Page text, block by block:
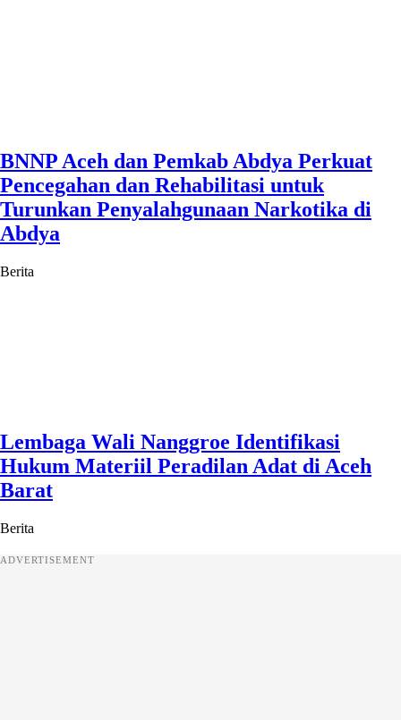
BNNP Aceh dan Pemkab Abdya Perkuat
Pencegahan dan Rehabilitasi untuk
Turunkan Penyalahgunaan Narkotika di
Abdya
Berita
Lembaga Wali Nanggroe Identifikasi
Hukum Materiil Peradilan Adat di Aceh
Barat
Berita
ADVERTISEMENT